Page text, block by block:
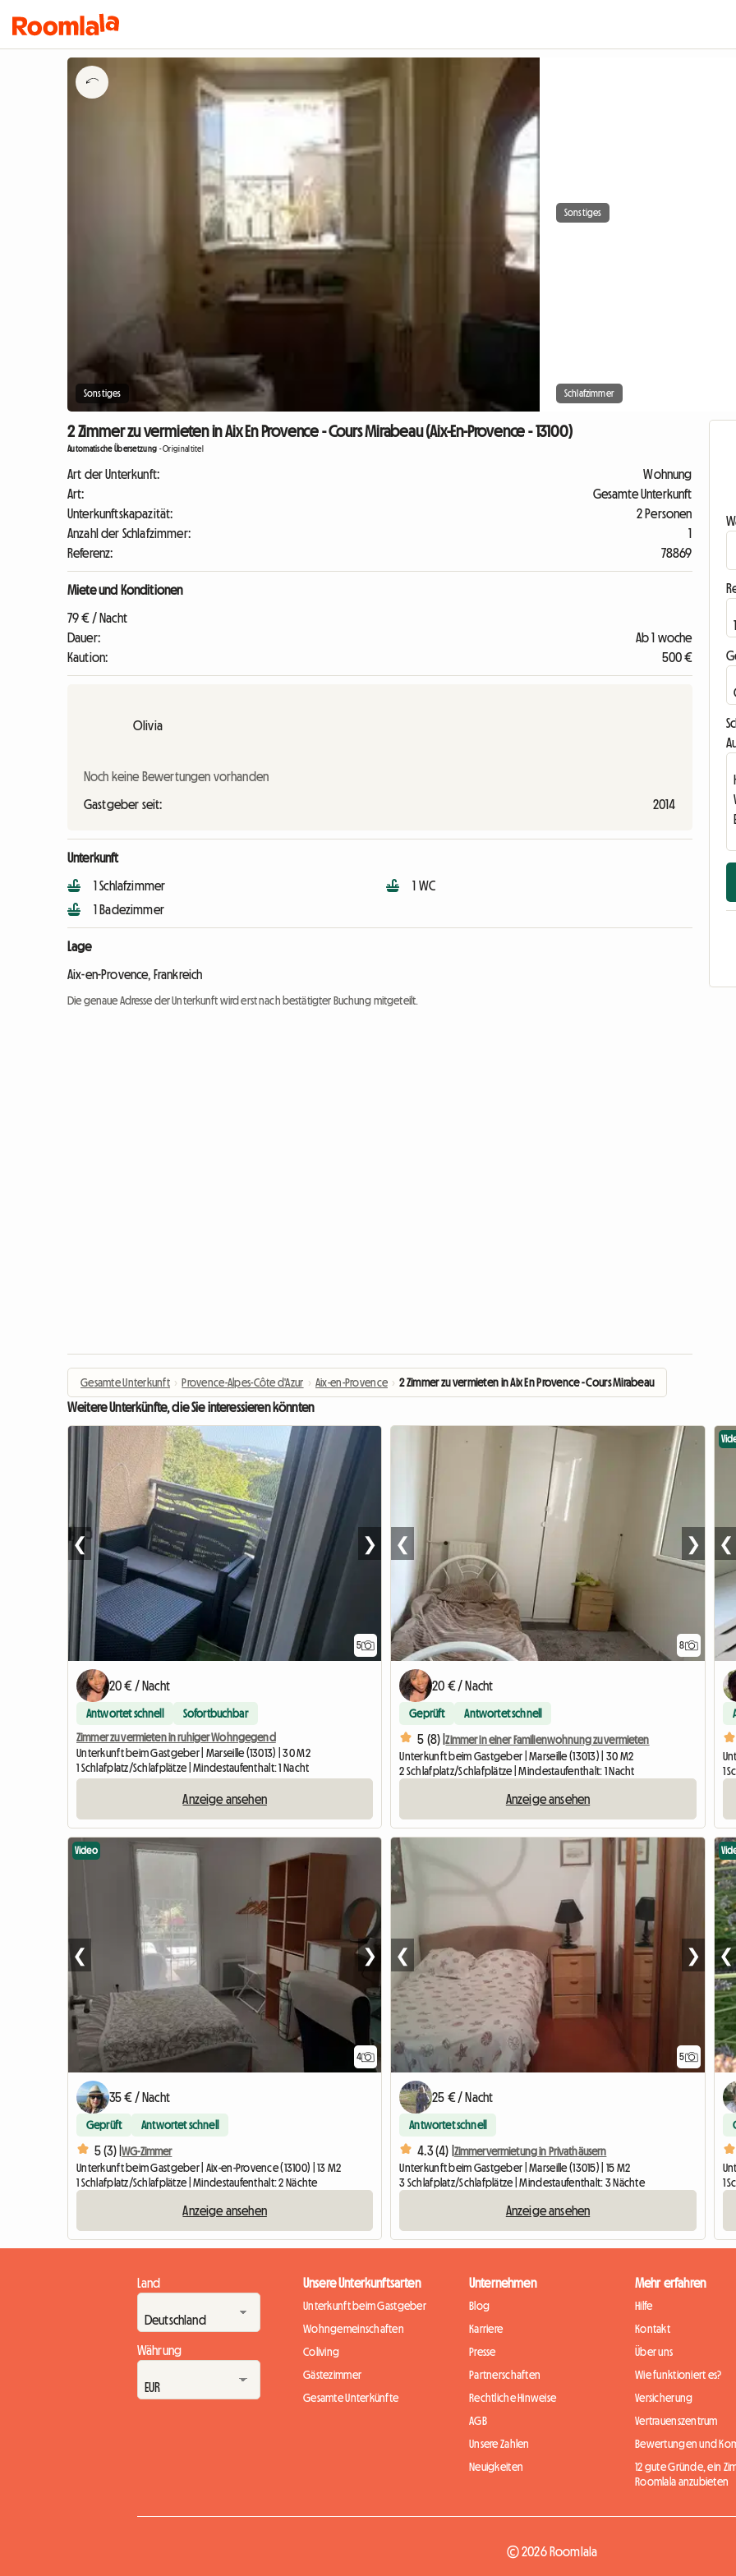
Sonstiges
Sonstiges
Schlafzimmer
2 Zimmer zu vermieten in Aix En Provence - Cours Mirabeau (Aix-En-Provence - 13100)
Automatische Übersetzung -Originaltitel
Art der Unterkunft:
Wohnung
Art:
Gesamte Unterkunft
Unterkunftskapazität:
2 Personen
Anzahl der Schlafzimmer:
1
Referenz:
78869
Miete und Konditionen
79 € / Nacht
Dauer:
Ab 1 woche
Kaution:
500 €
Olivia
Noch keine Bewertungen vorhanden
Gastgeber seit: 2014
Unterkunft
1 Schlafzimmer
1 Badezimmer
1 WC
Lage
Aix-en-Provence, Frankreich
Die genaue Adresse der Unterkunft wird erst nach bestätigter Buchung mitgeteilt.
Gesamte Unterkunft › Provence-Alpes-Côte d'Azur › Aix-en-Provence › 2 Zimmer zu vermieten in Aix En Provence - Cours Mirabeau
Weitere Unterkünfte, die Sie interessieren könnten
5
❮ ❯
20 € / Nacht
Antwortet schnell Sofortbuchbar
Zimmer zu vermieten in ruhiger Wohngegend
Unterkunft beim Gastgeber | Marseille (13013) | 30 M2
1 Schlafplatz/Schlafplätze | Mindestaufenthalt: 1 Nacht
Anzeige ansehen
8
❮ ❯
20 € / Nacht
Geprüft Antwortet schnell
5 (8) |Zimmer in einer Familienwohnung zu vermieten
Unterkunft beim Gastgeber | Marseille (13013) | 30 M2
2 Schlafplatz/Schlafplätze | Mindestaufenthalt: 1 Nacht
Anzeige ansehen
❮
1
4
Video
❮ ❯
35 € / Nacht
Geprüft Antwortet schnell
5 (3) |WG-Zimmer
Unterkunft beim Gastgeber | Aix-en-Provence (13100) | 13 M2
1 Schlafplatz/Schlafplätze | Mindestaufenthalt: 2 Nächte
Anzeige ansehen
5
❮ ❯
25 € / Nacht
Antwortet schnell
4.3 (4) | Zimmervermietung in Privathäusern
Unterkunft beim Gastgeber | Marseille (13015) | 15 M2
3 Schlafplatz/Schlafplätze | Mindestaufenthalt: 3 Nächte
Anzeige ansehen
❮
1
Land
Währung
Unsere Unterkunftsarten
Unterkunft beim Gastgeber
Wohngemeinschaften
Coliving
Gästezimmer
Gesamte Unterkünfte
Unternehmen
Blog
Karriere
Presse
Partnerschaften
Rechtliche Hinweise
AGB
Unsere Zahlen
Neuigkeiten
Mehr erfahren
Hilfe
Kontakt
Über uns
Wie funktioniert es?
Versicherung
Vertrauenszentrum
Bewertungen und
12 gute Gründe, ein
Roomlala anzubieten
© 2026 Roomlala